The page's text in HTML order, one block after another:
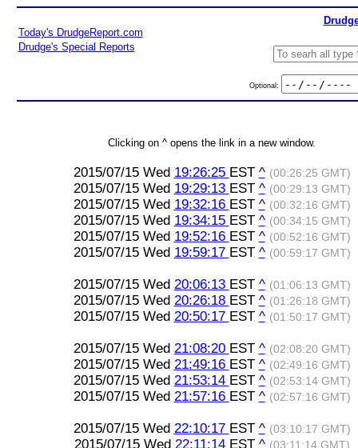
Today's DrudgeReport.com
Drudge's Special Reports
Optional:
Clicking on ^ opens the link in a new window.
2015/07/15 Wed 19:26:25 EST ^ (00:26:25 GMT)
2015/07/15 Wed 19:29:13 EST ^ (00:29:13 GMT)
2015/07/15 Wed 19:32:16 EST ^ (00:32:16 GMT)
2015/07/15 Wed 19:34:15 EST ^ (00:34:15 GMT)
2015/07/15 Wed 19:52:16 EST ^ (00:52:16 GMT)
2015/07/15 Wed 19:59:17 EST ^ (00:59:17 GMT)
2015/07/15 Wed 20:06:13 EST ^ (01:06:13 GMT)
2015/07/15 Wed 20:26:18 EST ^ (01:26:18 GMT)
2015/07/15 Wed 20:50:17 EST ^ (01:50:17 GMT)
2015/07/15 Wed 21:08:20 EST ^ (02:08:20 GMT)
2015/07/15 Wed 21:49:16 EST ^ (02:49:16 GMT)
2015/07/15 Wed 21:53:14 EST ^ (02:53:14 GMT)
2015/07/15 Wed 21:57:16 EST ^ (02:57:16 GMT)
2015/07/15 Wed 22:10:17 EST ^ (03:10:17 GMT)
2015/07/15 Wed 22:11:14 EST ^ (03:11:14 GMT)